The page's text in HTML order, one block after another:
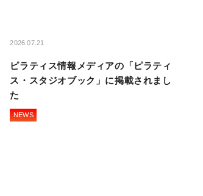
2026.07.21
ピラティス情報メディアの「ピラティ
ス・スタジオブック」に掲載されまし
た
NEWS